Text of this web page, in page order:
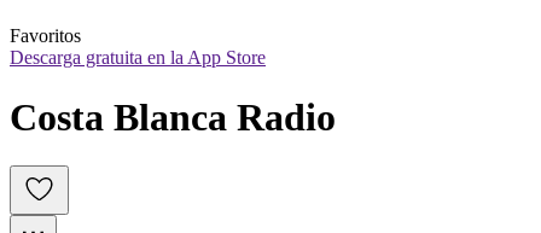
Favoritos
Descarga gratuita en la App Store
Costa Blanca Radio